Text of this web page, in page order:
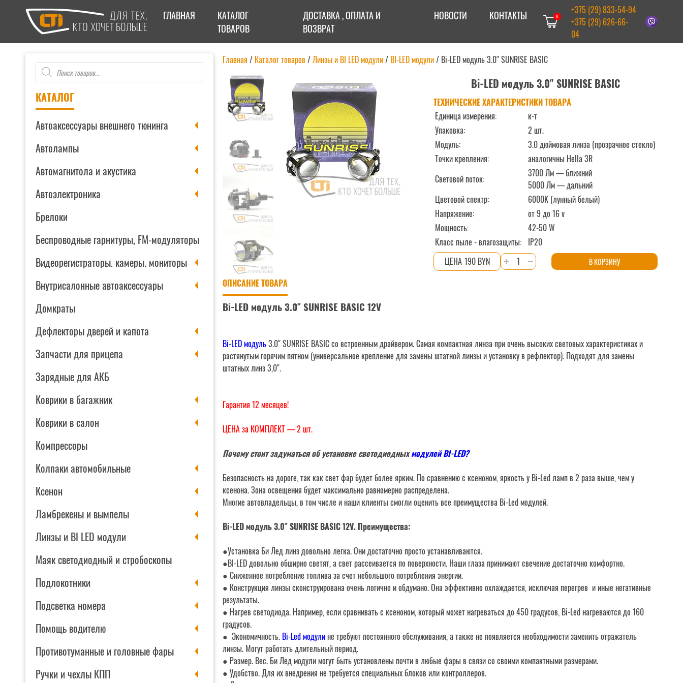
ГЛАВНАЯ
КАТАЛОГ
ТОВАРОВ
ДОСТАВКА , ОПЛАТА И
ВОЗВРАТ
НОВОСТИ КОНТАКТЫ 0
+375 (29) 833-54-94
+375 (29) 626-66-
04
Поиск
товаров
КАТАЛОГ
Автоаксессуары внешнего тюнинга
Автолампы
Автомагнитола и акустика
Автоэлектроника
Брелоки
Беспроводные гарнитуры, FM-модуляторы
Видеорегистраторы. камеры. мониторы
Внутрисалонные автоаксессуары
Домкраты
Дефлекторы дверей и капота
Запчасти для прицепа
Зарядные для АКБ
Коврики в багажник
Коврики в салон
Компрессоры
Колпаки автомобильные
Ксенон
Ламбрекены и вымпелы
Линзы и BI LED модули
Маяк светодиодный и стробоскопы
Подлокотники
Подсветка номера
Помощь водителю
Противотуманные и головные фары
Ручки и чехлы КПП
Главная / Каталог товаров/Линзы и BI LED модули/ BI-LED модули/ Bi-LED модуль 3.0″ SUNRISE BASIC
Bi-LED модуль 3.0″ SUNRISE BASIC
ТЕХНИЧЕСКИЕ ХАРАКТЕРИСТИКИ ТОВАРА
Единица измерения:
к-т
Упаковка:
2 шт.
Модуль:
3.0 дюймовая линза (прозрачное стекло)
Точки крепления:
аналогичны Hella 3R
Световой поток:
3700 Лм — ближний
5000 Лм — дальний
Цветовой спектр:
6000K (лунный белый)
Напряжение:
от 9 до 16 v
Мощность:
42-50 W
Класс пыле - влагозащиты: IP20
190 BYN
Количество
товара
BASIC
В КОРЗИНУ
ОПИСАНИЕ ТОВАРА
Bi-LED модуль 3.0″ SUNRISE BASIC 12V
Bi-LED модуль3.0″ SUNRISE BASIC cо встроенным драйвером. Самая компактная линза при очень высоких световых характеристиках и
растянутым горячим пятном (универсальное крепление для замены штатной линзы и установку в рефлектор). Подходят для замены
штатных линз 3,0″.
Гарантия 12 месяцев!
ЦЕНА за КОМПЛЕКТ — 2 шт.
Почему стоит задуматься об установке светодиодныхмодулей BI-LED?
Безопасность на дороге, так как свет фар будет более ярким. По сравнению с ксеноном, яркость у Bi-Led ламп в 2 раза выше, чем у
ксенона. Зона освещения будет максимально равномерно распределена.
Многие автовладельцы, в том числе и наши клиенты смогли оценить все преимущества Bi-Led модулей.
Bi-LED модуль 3.0″ SUNRISE BASIC 12V. Преимущества:
●Установка Би Лед линз довольно легка. Они достаточно просто устанавливаются.
●BI-LED довольно обширно светят, а свет рассеивается по поверхности. Наши глаза принимают свечение достаточно комфортно.
● Сниженное потребление топлива за счет небольшого потребления энергии.
● Конструкция линзы сконструирована очень логично и обдумано. Она эффективно охлаждается, исключая перегрев и иные негативные
результаты.
● Нагрев светодиода. Например, если сравнивать с ксеноном, который может нагреваться до 450 градусов, Bi-Led нагреваются до 160
градусов.
● Экономичность. Bi-Led модулине требуют постоянного обслуживания, а также не появляется необходимости заменить отражатель
линзы. Могут работать длительный период.
● Размер. Вес. Би Лед модули могут быть установлены почти в любые фары в связи со своими компактными размерами.
● Удобство. Для их внедрения не требуется специальных блоков или контроллеров.